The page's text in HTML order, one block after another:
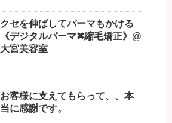
クセを伸ばしてパーマもかける
《デジタルパーマ✖︎縮毛矯正》@
大宮美容室
お客様に支えてもらって、、本
当に感謝です。